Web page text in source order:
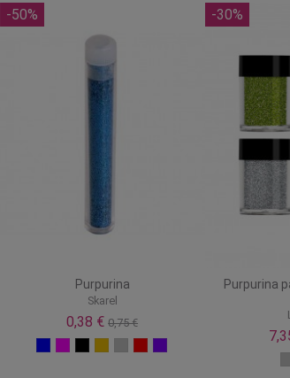
-50%
Purpurina
Skarel
0,38 €0,75 €
-30%
Purpurina